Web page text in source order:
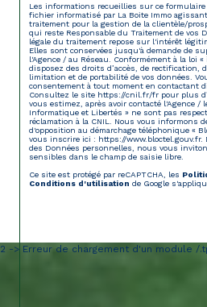
Les informations recueillies sur ce
fichier informatisé par La Boite Immo
traitement pour la gestion de la clientèle/
qui reste Responsable du Traitement de vos
légale du traitement repose sur l'intérêt
Elles sont conservées jusqu'à demande de
l'Agence / au Réseau. Conformément à la loi
disposez des droits d’accès, de rectification,
limitation et de portabilité de vos données.
consentement à tout moment en contactant
Consultez le site https://cnil.fr/fr pour plus
vous estimez, après avoir contacté l'Agence /
Informatique et Libertés » ne sont pas
réclamation à la CNIL. Nous vous informons
d'opposition au démarchage téléphonique «
vous inscrire ici : https://www.bloctel.gouv.fr.
des Données personnelles, nous vous
sensibles dans le champ de saisie libre.
Ce site est protégé par reCAPTCHA, les
Conditions d'utilisation de Google
2 -> Erreur de chargement d'un module /